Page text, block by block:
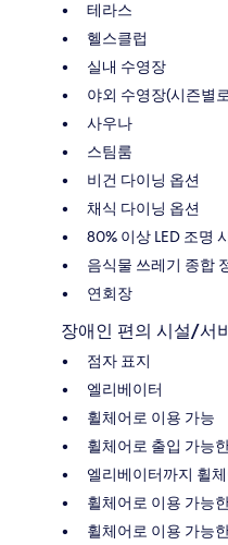
테라스
헬스클럽
실내 수영장
야외 수영장(시즌별
사우나
스팀룸
비건 다이닝 옵션
채식 다이닝 옵션
80% 이상 LED 조명
음식물 쓰레기 종합
연회장
장애인 편의 시설/서
점자 표지
엘리베이터
휠체어로 이용 가능
휠체어로 출입 가능
엘리베이터까지 휠
휠체어로 이용 가능
휠체어로 이용 가능